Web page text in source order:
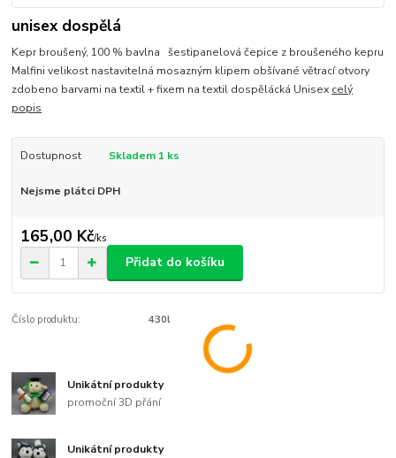
unisex dospělá
Kepr broušený, 100 % bavlna šestipanelová čepice z broušeného kepru
Malfini velikost nastavitelná mosazným klipem obšívané větrací otvory
zdobeno barvami na textil + fixem na textil dospělácká Unisex celý
popis
Dostupnost Skladem 1 ks
Nejsme plátci DPH
165,00 Kč/ks
Přidat do košíku
Číslo produktu: 430l
Unikátní produkty
promoční 3D přání
Unikátní produkty